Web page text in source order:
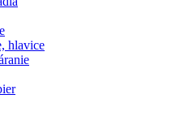
hlavice